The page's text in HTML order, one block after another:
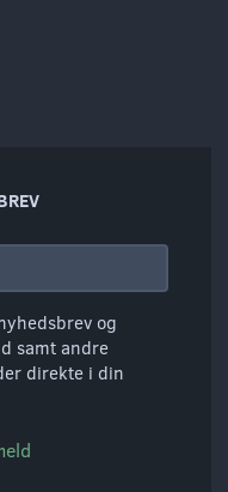
og
samt andre
direkte i din